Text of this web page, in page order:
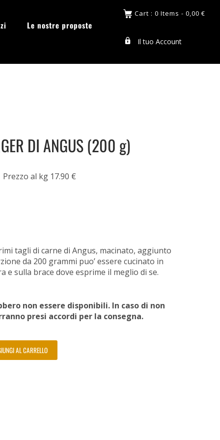
Le nostre proposte
Cart : 0 Items - 0,00 €
Il tuo Account
DI ANGUS (200 g)
Prezzo al kg 17.90 €
tagli di carne di Angus, macinato, aggiunto
da 200 grammi puo’ essere cucinato in
e sulla brace dove esprime il meglio di se.
non essere disponibili. In caso di non
presi accordi per la consegna.
AL CARRELLO